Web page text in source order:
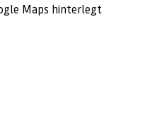
Maps hinterlegt